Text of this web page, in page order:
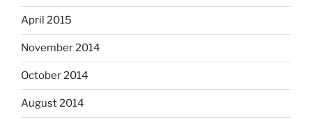
April 2015
November 2014
October 2014
August 2014